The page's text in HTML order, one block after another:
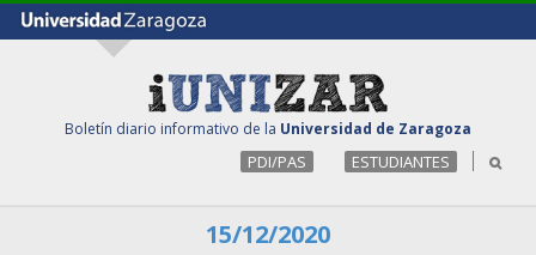
Boletín diario informativo de la Universidad de Zaragoza
PDI/PAS ESTUDIANTES
15/12/2020